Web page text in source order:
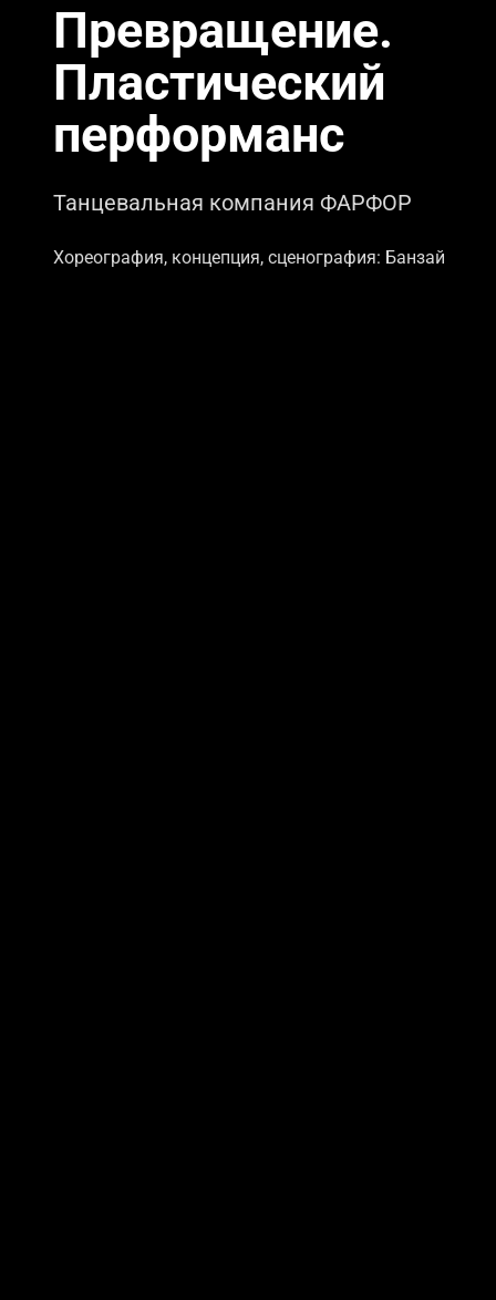
Превращение.
Пластический
перформанс
Танцевальная компания ФАРФОР
Хореография, концепция, сценография: Банзай